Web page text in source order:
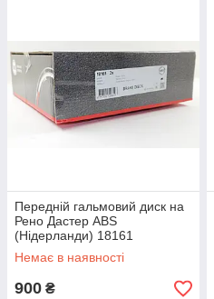
Передній гальмовий диск на
Рено Дастер ABS
(Нідерланди) 18161
Немає в наявності
900 ₴